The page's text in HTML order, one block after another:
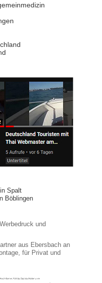
Spalt
Böblingen
und
aus Ebersbach an
für Privat und